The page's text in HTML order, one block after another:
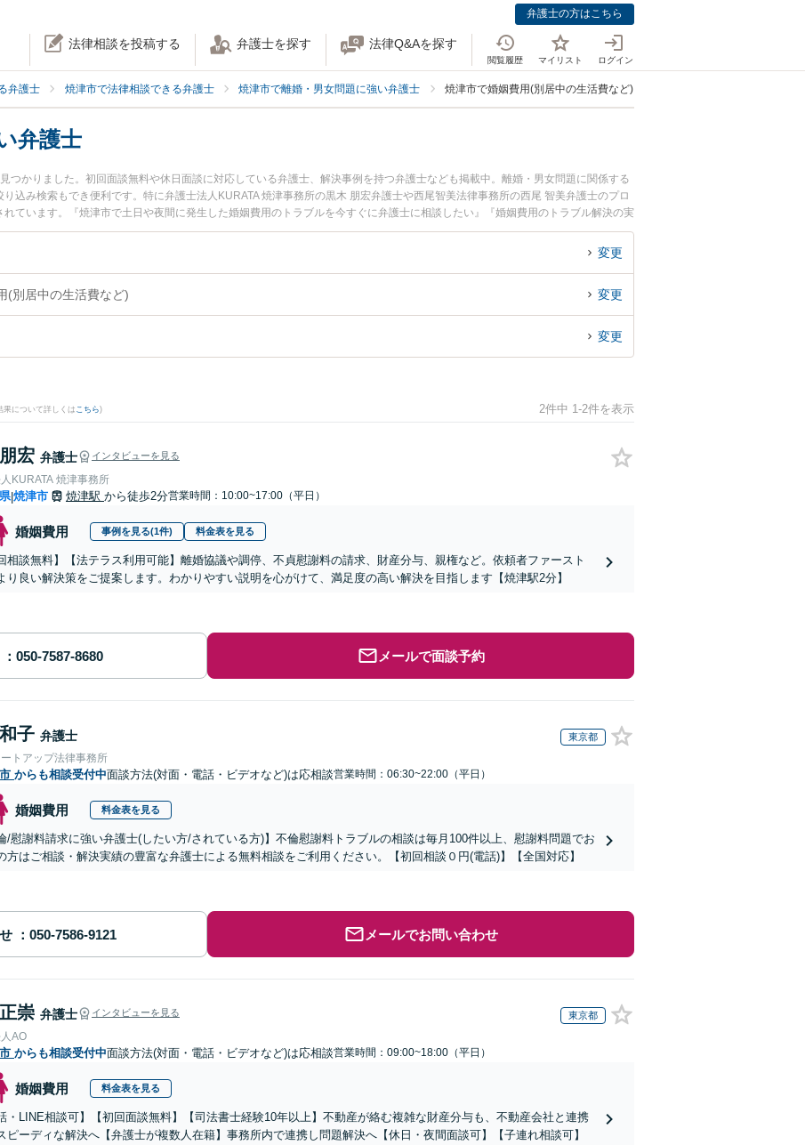
弁護士の方はこちら
法律相談を投稿する 弁護士を探す 法律Q&Aを探す
閲覧履歴 マイリスト ログイン
弁護士 焼津市で法律相談できる弁護士 焼津市で離婚・男女問題に強い弁護士 焼津市で婚姻費用(別居中の生活費など)に強い弁護士
弁護士
つかりました。初回面談無料や休日面談に対応している弁護士、解決事例を持つ弁護士なども掲載中。離婚・男女問題に関係する
込み検索もでき便利です。特に弁護士法人KURATA 焼津事務所の黒木 朋宏弁護士や西尾智美法律事務所の西尾 智美弁護士のプロ
ています。『焼津市で土日や夜間に発生した婚姻費用のトラブルを今すぐに弁護士に相談したい』『婚姻費用のトラブル解決の実
無料で婚姻費用を法律相談できる焼津市内の弁護士に相談予約したい』などでお困りの相談者さんにおすすめです。
変更
(別居中の生活費など) 変更
変更
果について詳しくは こちら) 2件中 1-2件を表示
宏 弁護士 インタビューを見る
KURATA 焼津事務所
|焼津市 焼津駅 から徒歩2分営業時間：10:00~17:00（平日）
婚姻費用 事例を見る(1件) 料金表を見る
相談無料】【法テラス利用可能】離婚協議や調停、不貞慰謝料の請求、財産分与、親権など。依頼者ファースト
り良い解決策をご提案します。わかりやすい説明を心がけて、満足度の高い解決を目指します【焼津駅2分】
メールで面談予約
子 弁護士 東京都
トアップ法律事務所
からも相談受付中面談方法(対面・電話・ビデオなど)は応相談営業時間：06:30~22:00（平日）
婚姻費用 料金表を見る
/慰謝料請求に強い弁護士(したい方/されている方)】不倫慰謝料トラブルの相談は毎月100件以上、慰謝料問題でお
方はご相談・解決実績の豊富な弁護士による無料相談をご利用ください。【初回相談０円(電話)】【全国対応】
メールでお問い合わせ
崇 弁護士 インタビューを見る 東京都
AO
からも相談受付中面談方法(対面・電話・ビデオなど)は応相談営業時間：09:00~18:00（平日）
婚姻費用 料金表を見る
・LINE相談可】【初回面談無料】【司法書士経験10年以上】不動産が絡む複雑な財産分与も、不動産会社と連携
ピーディな解決へ【弁護士が複数人在籍】事務所内で連携し問題解決へ【休日・夜間面談可】【子連れ相談可】